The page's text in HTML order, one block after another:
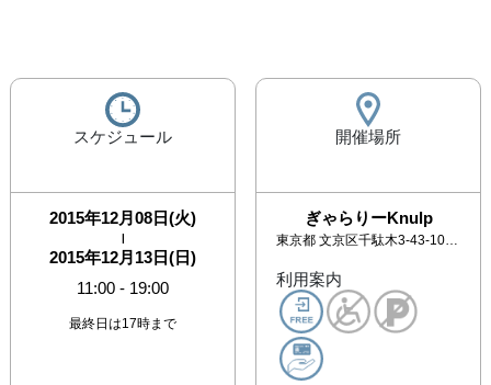
スケジュール
2015年12月08日(火)
|
2015年12月13日(日)
11:00 - 19:00
最終日は17時まで
開催場所
ぎゃらりーKnulp
東京都 文京区千駄木3-43-10 トウトクビル2階
利用案内